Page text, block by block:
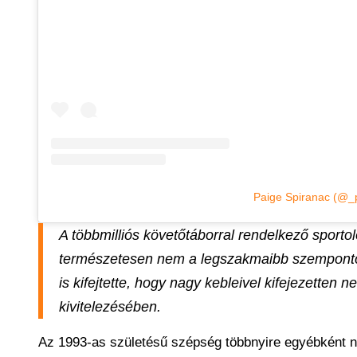
Paige Spiranac
A többmilliós követőtáborral rendelkező
természetesen nem a legszakmaibb
is kifejtette, hogy nagy kebleivel kifejezetten
kivitelezésében.
Az 1993-as születésű szépség többnyire egyébként